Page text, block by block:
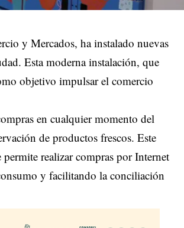
y Mercados, ha instalado nuevas
Esta moderna instalación, que
objetivo impulsar el comercio
en cualquier momento del
de productos frescos. Este
realizar compras por Internet
y facilitando la conciliación